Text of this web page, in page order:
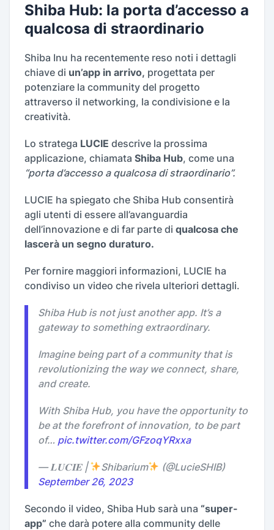
Shiba Hub: la porta d’accesso a
qualcosa di straordinario
Shiba Inu ha recentemente reso noti i dettagli
chiave di un’app in arrivo, progettata per
potenziare la community del progetto
attraverso il networking, la condivisione e la
creatività.
Lo stratega LUCIE descrive la prossima
applicazione, chiamata Shiba Hub, come una
“porta d’accesso a qualcosa di straordinario”.
LUCIE ha spiegato che Shiba Hub consentirà
agli utenti di essere all’avanguardia
dell’innovazione e di far parte di qualcosa che
lascerà un segno duraturo.
Per fornire maggiori informazioni, LUCIE ha
condiviso un video che rivela ulteriori dettagli.
Shiba Hub is not just another app. It’s a
gateway to something extraordinary.
Imagine being part of a community that is
revolutionizing the way we connect, share,
and create.
With Shiba Hub, you have the opportunity to
be at the forefront of innovation, to be part
of… pic.twitter.com/GFzoqYRxxa
— 𝐋𝐔𝐂𝐈𝐄 | Shibarium
(@LucieSHIB)
September 26, 2023
Secondo il video, Shiba Hub sarà una “super-
app” che darà potere alla community delle